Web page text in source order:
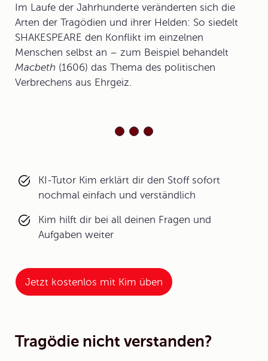
Im Laufe der Jahrhunderte veränderten sich die
Arten der Tragödien und ihrer Helden: So siedelt
SHAKESPEARE den Konflikt im einzelnen
Menschen selbst an – zum Beispiel behandelt
Macbeth (1606) das Thema des politischen
Verbrechens aus Ehrgeiz.
KI-Tutor Kim erklärt dir den Stoff sofort
nochmal einfach und verständlich
Kim hilft dir bei all deinen Fragen und
Aufgaben weiter
Jetzt kostenlos mit Kim üben
Tragödie nicht verstanden?